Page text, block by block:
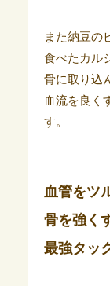
また納豆の
食べたカル
骨に取り込
血流を良く
す。
血管をツ
骨を強く
最強タッ